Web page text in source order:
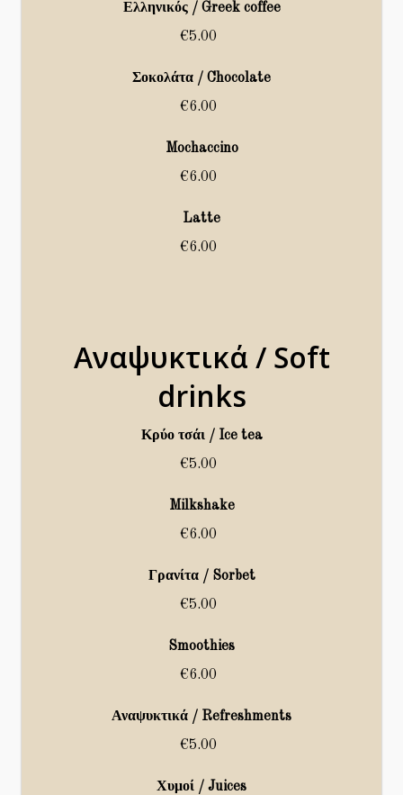
Ελληνικός / Greek coffee
€5.00
Σοκολάτα / Chocolate
€6.00
Mochaccino
€6.00
Latte
€6.00
Αναψυκτικά / Soft
drinks
Κρύο τσάι / Ice tea
€5.00
Milkshake
€6.00
Γρανίτα / Sorbet
€5.00
Smoothies
€6.00
Αναψυκτικά / Refreshments
€5.00
Χυμοί / Juices